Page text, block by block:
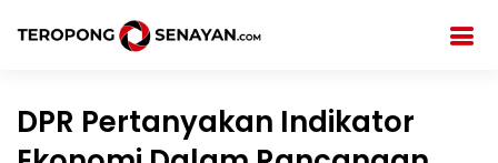
DPR Pertanyakan Indikator